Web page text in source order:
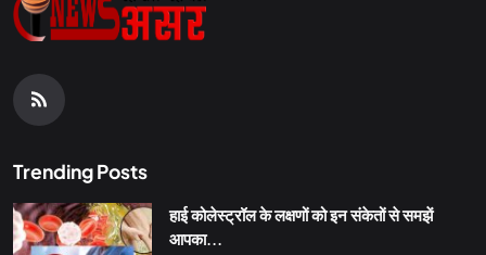
Trending Posts
हाई कोलेस्ट्रॉल के लक्षणों को इन संकेतों से समझें
आपका...